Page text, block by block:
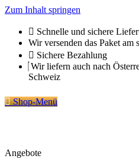
Zum Inhalt springen
Schnelle und sichere
Wir versenden das Paket am
Sichere Bezahlung
Wir liefern auch nach
Schweiz
Shop-Menü
Angebote